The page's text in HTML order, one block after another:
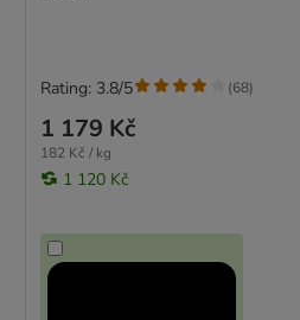
1 179 Kč
182 Kč / kg
1 120 Kč
Rating: 3.8/5 (68)